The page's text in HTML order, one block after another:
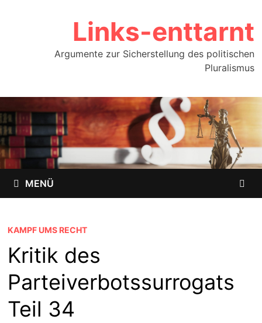
Links-enttarnt
Argumente zur Sicherstellung des politischen
Pluralismus
MENÜ
KAMPF UMS RECHT
Kritik des
Parteiverbotssurrogats
Teil 34